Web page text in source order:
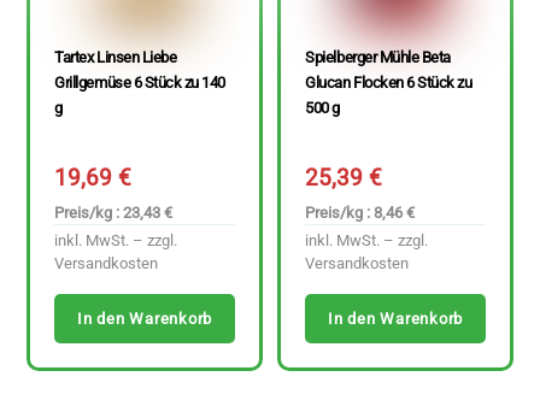
Tartex Linsen Liebe
Grillgemüse 6 Stück zu 140
g
19,69€
Preis/kg : 23,43 €
inkl. MwSt. – zzgl.
Versandkosten
In den Warenkorb
Spielberger Mühle Beta
Glucan Flocken 6 Stück zu
500 g
25,39€
Preis/kg : 8,46 €
inkl. MwSt. – zzgl.
Versandkosten
In den Warenkorb